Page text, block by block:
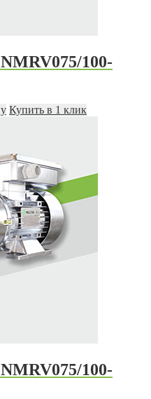
100-
Купить в 1 клик
100-